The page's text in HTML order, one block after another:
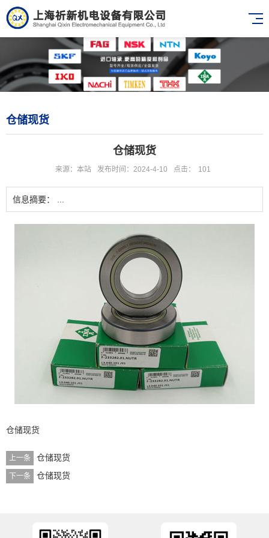
仓储现货
仓储现货
来源：本站 发布时间：2024-4-10 点击： 101
信息摘要： ...
仓储现货
上一条 仓储现货
下一条 仓储现货